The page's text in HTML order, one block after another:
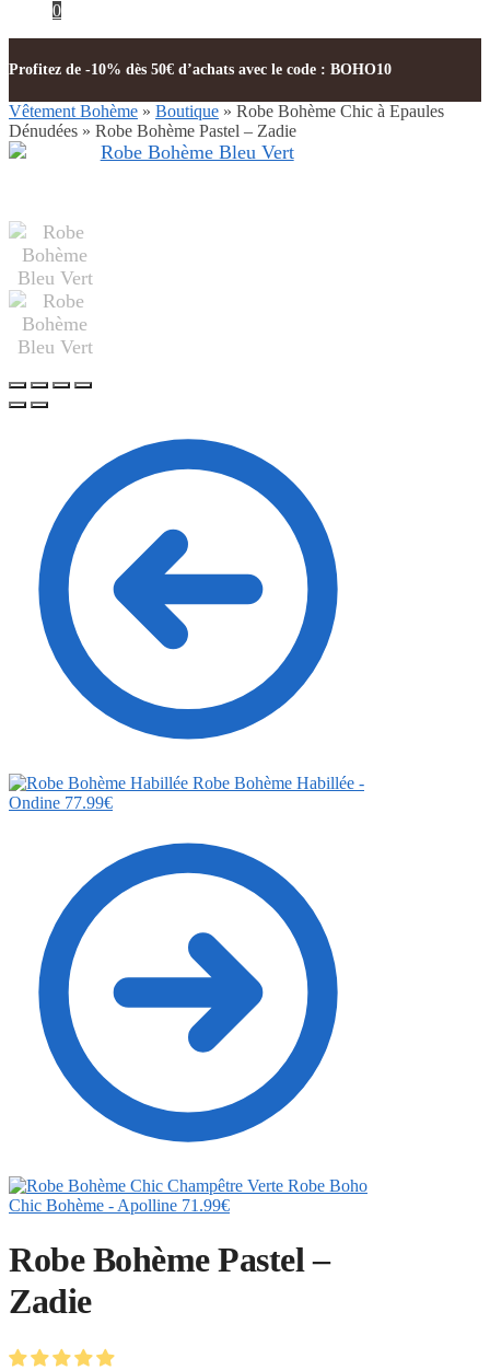
0
Profitez de -10% dès 50€ d’achats avec le code : BOHO10
Vêtement Bohème » Boutique » Robe Bohème Chic à Epaules
Dénudées » Robe Bohème Pastel – Zadie
Robe Bohème Habillée -
Ondine 77.99€
Robe Boho
Chic Bohème - Apolline 71.99€
Robe Bohème Pastel –
Zadie